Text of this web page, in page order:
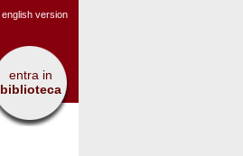
english version
entra in
biblioteca